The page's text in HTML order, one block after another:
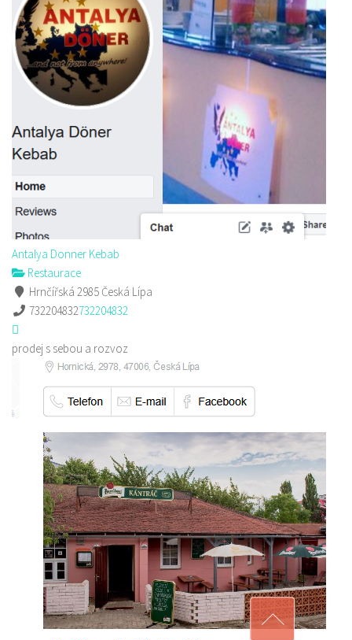
Antalya Donner Kebab
Restaurace
Hrnčířská 2985 Česká Lípa
732204832732204832
prodej s sebou a rozvoz